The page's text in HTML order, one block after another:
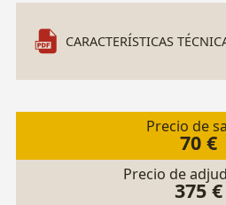
CARACTERÍSTICAS
Precio de
70 €
Precio de
375 €